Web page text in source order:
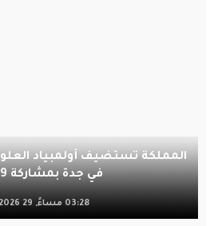
في جدة بمشاركة 19 دولة
03:28 مساءً, 29 Jul 2026